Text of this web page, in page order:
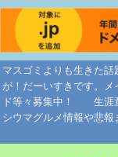
マスゴミよりも生きた
が！だーいすきです。
ド等々募集中！ 生涯
シウマグルメ情報や悲